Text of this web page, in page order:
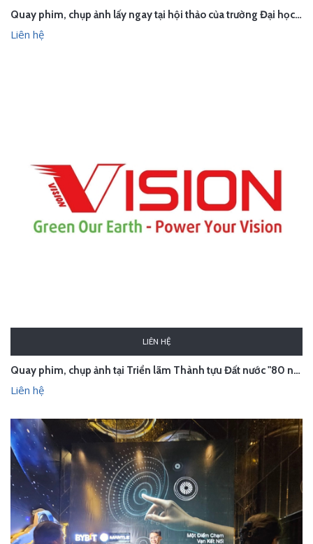
Quay phim, chụp ảnh lấy ngay tại hội thảo của trường Đại học Lâm Nghiệp
Liên hệ
LIÊN HỆ
Quay phim, chụp ảnh tại Triển lãm Thành tựu Đất nước "80 năm hành trình Độc lập - Tự do - Hạnh phúc"
Liên hệ